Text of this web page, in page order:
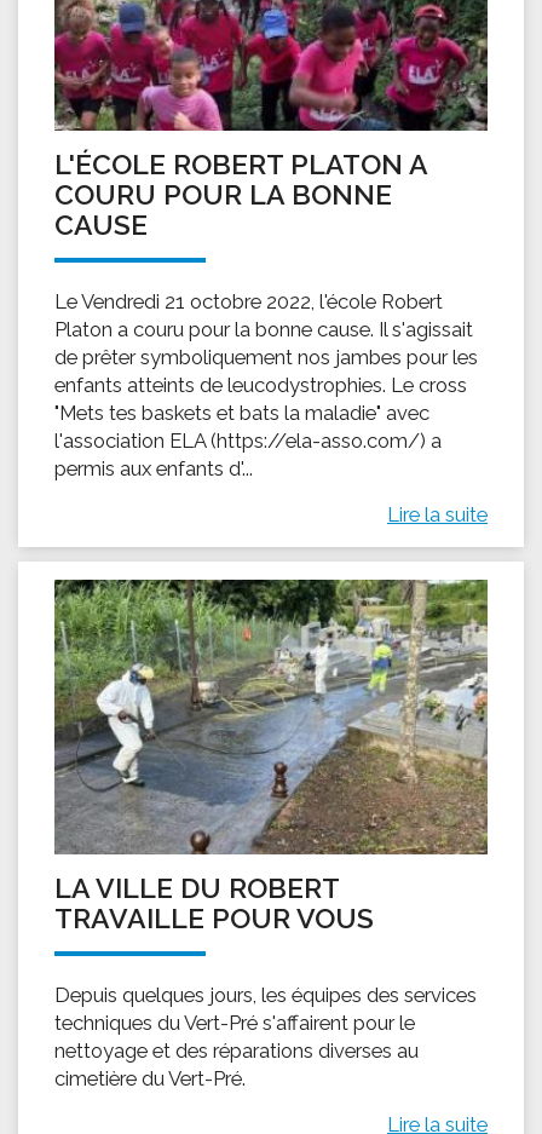
L'ÉCOLE ROBERT PLATON A
COURU POUR LA BONNE
CAUSE
Le Vendredi 21 octobre 2022, l'école Robert
Platon a couru pour la bonne cause. Il s'agissait
de prêter symboliquement nos jambes pour les
enfants atteints de leucodystrophies. Le cross
"Mets tes baskets et bats la maladie" avec
l'association ELA (https://ela-asso.com/) a
permis aux enfants d'...
Lire la suite
LA VILLE DU ROBERT
TRAVAILLE POUR VOUS
Depuis quelques jours, les équipes des services
techniques du Vert-Pré s'affairent pour le
nettoyage et des réparations diverses au
cimetière du Vert-Pré.
Lire la suite